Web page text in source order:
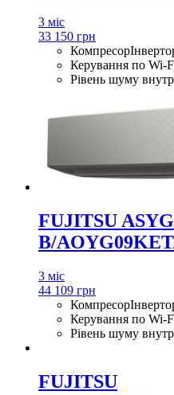
3 міс
33 150 грн
Компресор
Керування по Wi-
Рівень шуму
FUJITSU
B/
3 міс
44 109 грн
Компресор
Керування по Wi-
Рівень шуму
FUJITSU